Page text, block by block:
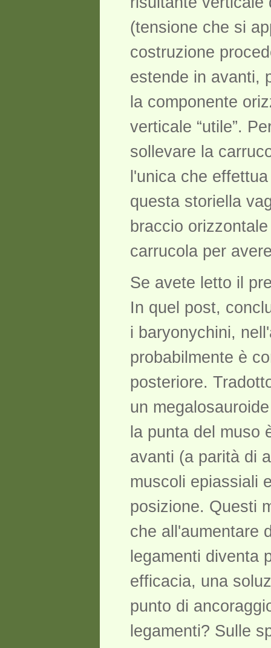
(tensione che si
costruzione
estende in avanti,
la componente
verticale “utile”.
sollevare la
l'unica che
questa storiella
braccio
carrucola per
Se avete letto il
In quel post,
i baryonychini,
probabilmente è
posteriore.
un
la punta del muso
avanti (a parità di
muscoli epiassiali
posizione. Questi
che all'aumentare
legamenti diventa
efficacia, una
punto di
legamenti? Sulle